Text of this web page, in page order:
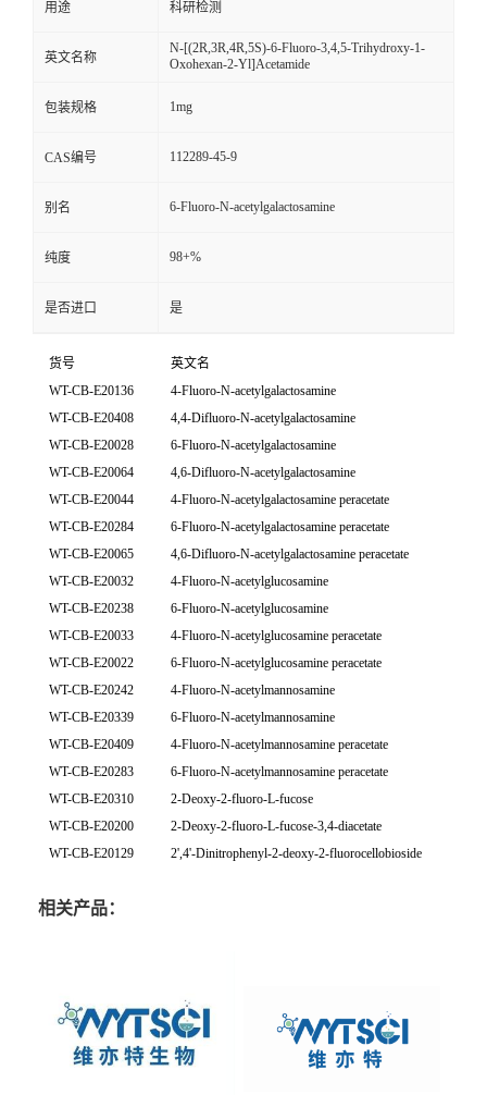
用途 科研检测
英文名称
N-[(2R,3R,4R,5S)-6-Fluoro-3,4,5-Trihydroxy-1-
Oxohexan-2-Yl]Acetamide
包装规格 1mg
CAS编号 112289-45-9
别名 6-Fluoro-N-acetylgalactosamine
纯度 98+%
是否进口 是
货号
英文名
WT-CB-E20136
4-Fluoro-N-acetylgalactosamine
WT-CB-E20408
4,4-Difluoro-N-acetylgalactosamine
WT-CB-E20028
6-Fluoro-N-acetylgalactosamine
WT-CB-E20064
4,6-Difluoro-N-acetylgalactosamine
WT-CB-E20044
4-Fluoro-N-acetylgalactosamine peracetate
WT-CB-E20284
6-Fluoro-N-acetylgalactosamine peracetate
WT-CB-E20065
4,6-Difluoro-N-acetylgalactosamine peracetate
WT-CB-E20032
4-Fluoro-N-acetylglucosamine
WT-CB-E20238
6-Fluoro-N-acetylglucosamine
WT-CB-E20033
4-Fluoro-N-acetylglucosamine peracetate
WT-CB-E20022
6-Fluoro-N-acetylglucosamine peracetate
WT-CB-E20242
4-Fluoro-N-acetylmannosamine
WT-CB-E20339
6-Fluoro-N-acetylmannosamine
WT-CB-E20409
4-Fluoro-N-acetylmannosamine peracetate
WT-CB-E20283
6-Fluoro-N-acetylmannosamine peracetate
WT-CB-E20310
2-Deoxy-2-fluoro-L-fucose
WT-CB-E20200
2-Deoxy-2-fluoro-L-fucose-3,4-diacetate
WT-CB-E20129
2',4'-Dinitrophenyl-2-deoxy-2-fluorocellobioside
相关产品：